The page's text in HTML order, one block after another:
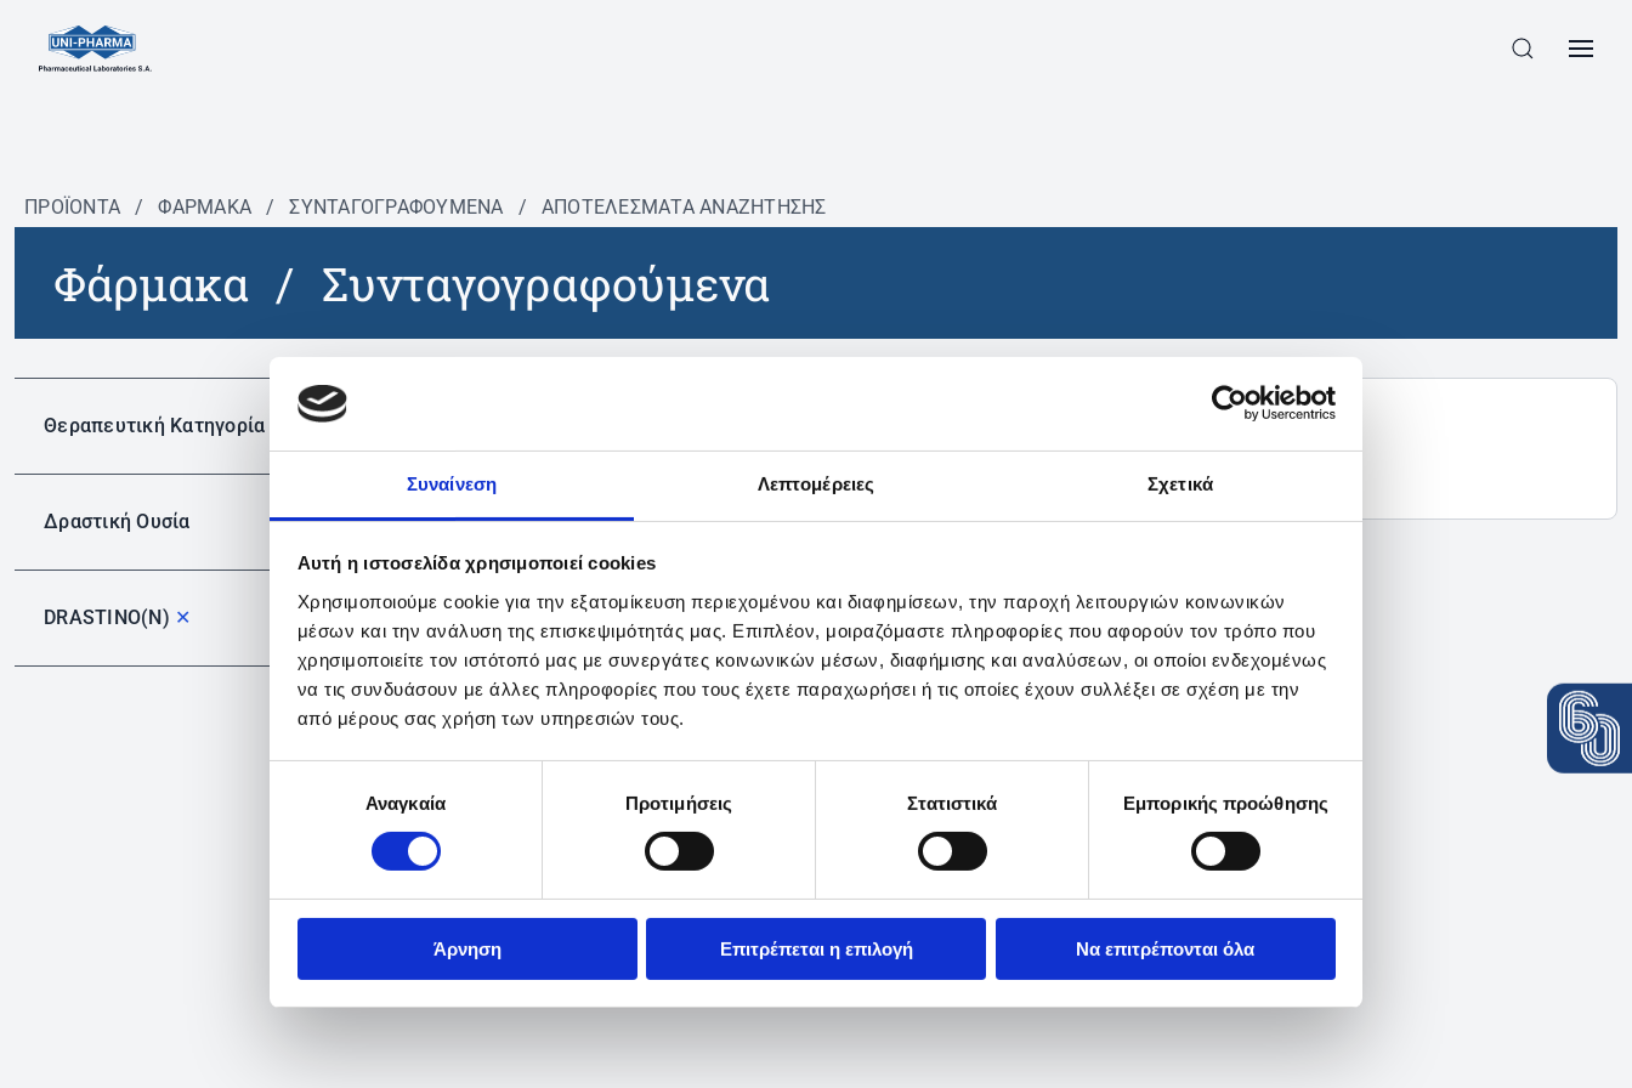
Συναίνεση Λεπτομέρειες Σχετικά
Αυτή η ιστοσελίδα χρησιμοποιεί cookies
Χρησιμοποιούμε cookie για την εξατομίκευση περιεχομένου και διαφημίσεων, την παροχή λειτουργιών κοινωνικών
μέσων και την ανάλυση της επισκεψιμότητάς μας. Επιπλέον, μοιραζόμαστε πληροφορίες που αφορούν τον τρόπο που
χρησιμοποιείτε τον ιστότοπό μας με συνεργάτες κοινωνικών μέσων, διαφήμισης και αναλύσεων, οι οποίοι ενδεχομένως
να τις συνδυάσουν με άλλες πληροφορίες που τους έχετε παραχωρήσει ή τις οποίες έχουν συλλέξει σε σχέση με την
από μέρους σας χρήση των υπηρεσιών τους.
συγκατάθεσηςΑναγκαία Προτιμήσεις Στατιστικά Εμπορικής προώθησης
Άρνηση Επιτρέπεται η επιλογή Να επιτρέπονται όλα
ΠΡΟΪΟΝΤΑ / ΦΆΡΜΑΚΑ / ΣΥΝΤΑΓΟΓΡΑΦΟΎΜΕΝΑ / ΑΠΟΤΕΛΕΣΜΑΤΑ ΑΝΑΖΗΤΗΣΗΣ
Φάρμακα / Συνταγογραφούμενα
Θεραπευτική Κατηγορία
Δραστική Ουσία
DRASTINO(N) ✕